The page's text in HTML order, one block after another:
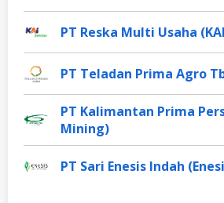
PT Reska Multi Usaha
PT Teladan Prima Agro
PT Kalimantan Prima
Mining)
PT Sari Enesis Indah